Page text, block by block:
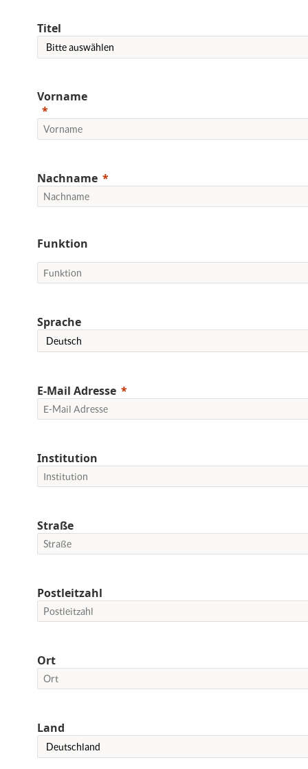
Titel
Vorname
Nachname
Funktion
Sprache
E-Mail Adresse
Institution
Straße
Postleitzahl
Ort
Land